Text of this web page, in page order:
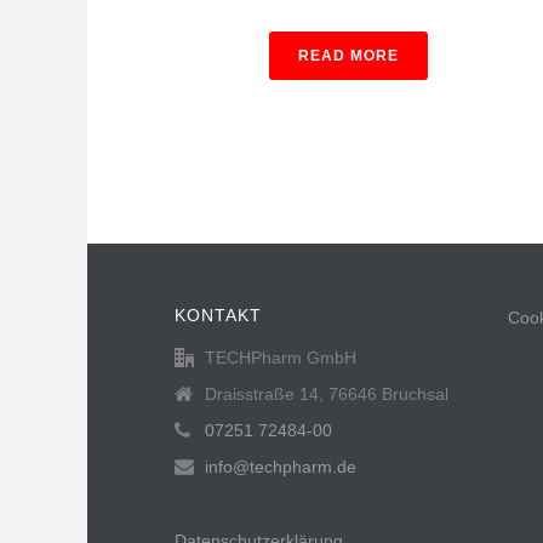
READ MORE
KONTAKT
TECHPharm GmbH
Draisstraße 14, 76646 Bruchsal
07251 72484-00
info@techpharm.de